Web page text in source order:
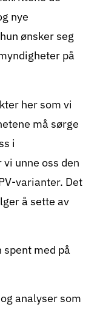
nye
ønsker seg
på
her som vi
må sørge
i
unne oss den
varianter. Det
å sette av
spent med på
analyser som